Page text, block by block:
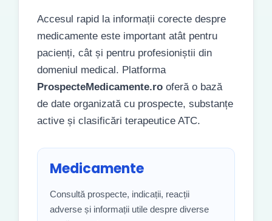
Accesul rapid la informații corecte despre
medicamente este important atât pentru
pacienți, cât și pentru profesioniștii din
domeniul medical. Platforma
ProspecteMedicamente.ro oferă o bază
de date organizată cu prospecte, substanțe
active și clasificări terapeutice ATC.
Medicamente
Consultă prospecte, indicații, reacții
adverse și informații utile despre diverse